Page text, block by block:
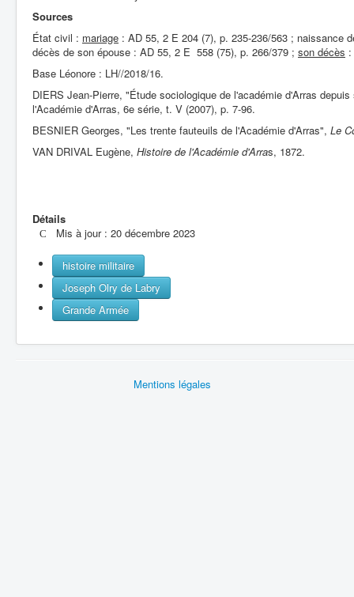
Sources
État civil : mariage : AD 55, 2 E 204 (7), p. 235-236/563 ; naissance
décès de son épouse : AD 55, 2 E 558 (75), p. 266/379 ; son décès
Base Léonore : LH//2018/16.
DIERS Jean-Pierre, "Étude sociologique de l'académie d'Arras
l'Académie d'Arras, 6e série, t. V (2007), p. 7-96.
BESNIER Georges, "Les trente fauteuils de l'Académie d'Arras", Le
VAN DRIVAL Eugène, Histoire de l'Académie d'Arras, 1872.
Détails
Mis à jour : 20 décembre 2023
histoire militaire
Joseph Olry de Labry
Grande Armée
Mentions légales